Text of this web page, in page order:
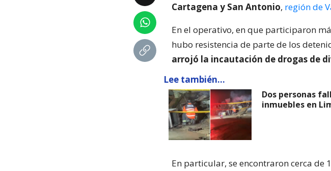
Cartagena y San Antonio, región de
En el operativo, en que participaron
hubo resistencia de parte de los
arrojó la incautación de drogas de
Lee también...
Dos personas
inmuebles en
En particular, se encontraron cerca de